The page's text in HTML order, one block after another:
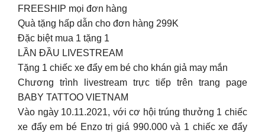
FREESHIP mọi đơn hàng
Quà tặng hấp dẫn cho đơn hàng 299K
Đặc biệt mua 1 tặng 1
LẦN ĐẦU LIVESTREAM
Tặng 1 chiếc xe đẩy em bé cho khán giả may mắn
Chương trình livestream trực tiếp trên trang page
BABY TATTOO VIETNAM
Vào ngày 10.11.2021, với cơ hội trúng thưởng 1 chiếc
xe đẩy em bé Enzo trị giá 990.000 và 1 chiếc xe đẩy